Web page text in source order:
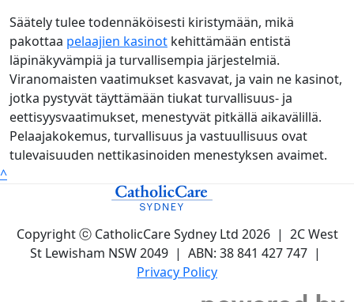
Säätely tulee todennäköisesti kiristymään, mikä
pakottaa pelaajien kasinot kehittämään entistä
läpinäkyvämpiä ja turvallisempia järjestelmiä.
Viranomaisten vaatimukset kasvavat, ja vain ne kasinot,
jotka pystyvät täyttämään tiukat turvallisuus- ja
eettisyysvaatimukset, menestyvät pitkällä aikavälillä.
Pelaajakokemus, turvallisuus ja vastuullisuus ovat
tulevaisuuden nettikasinoiden menestyksen avaimet.
^
Copyright ⓒ CatholicCare Sydney Ltd 2026 | 2C West
St Lewisham NSW 2049 | ABN: 38 841 427 747 |
Privacy Policy